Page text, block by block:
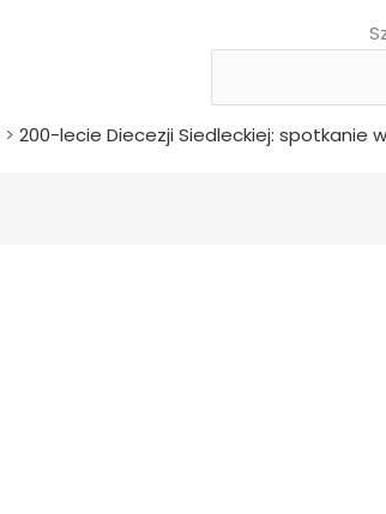
> 200-lecie Diecezji Siedleckiej: spotkanie